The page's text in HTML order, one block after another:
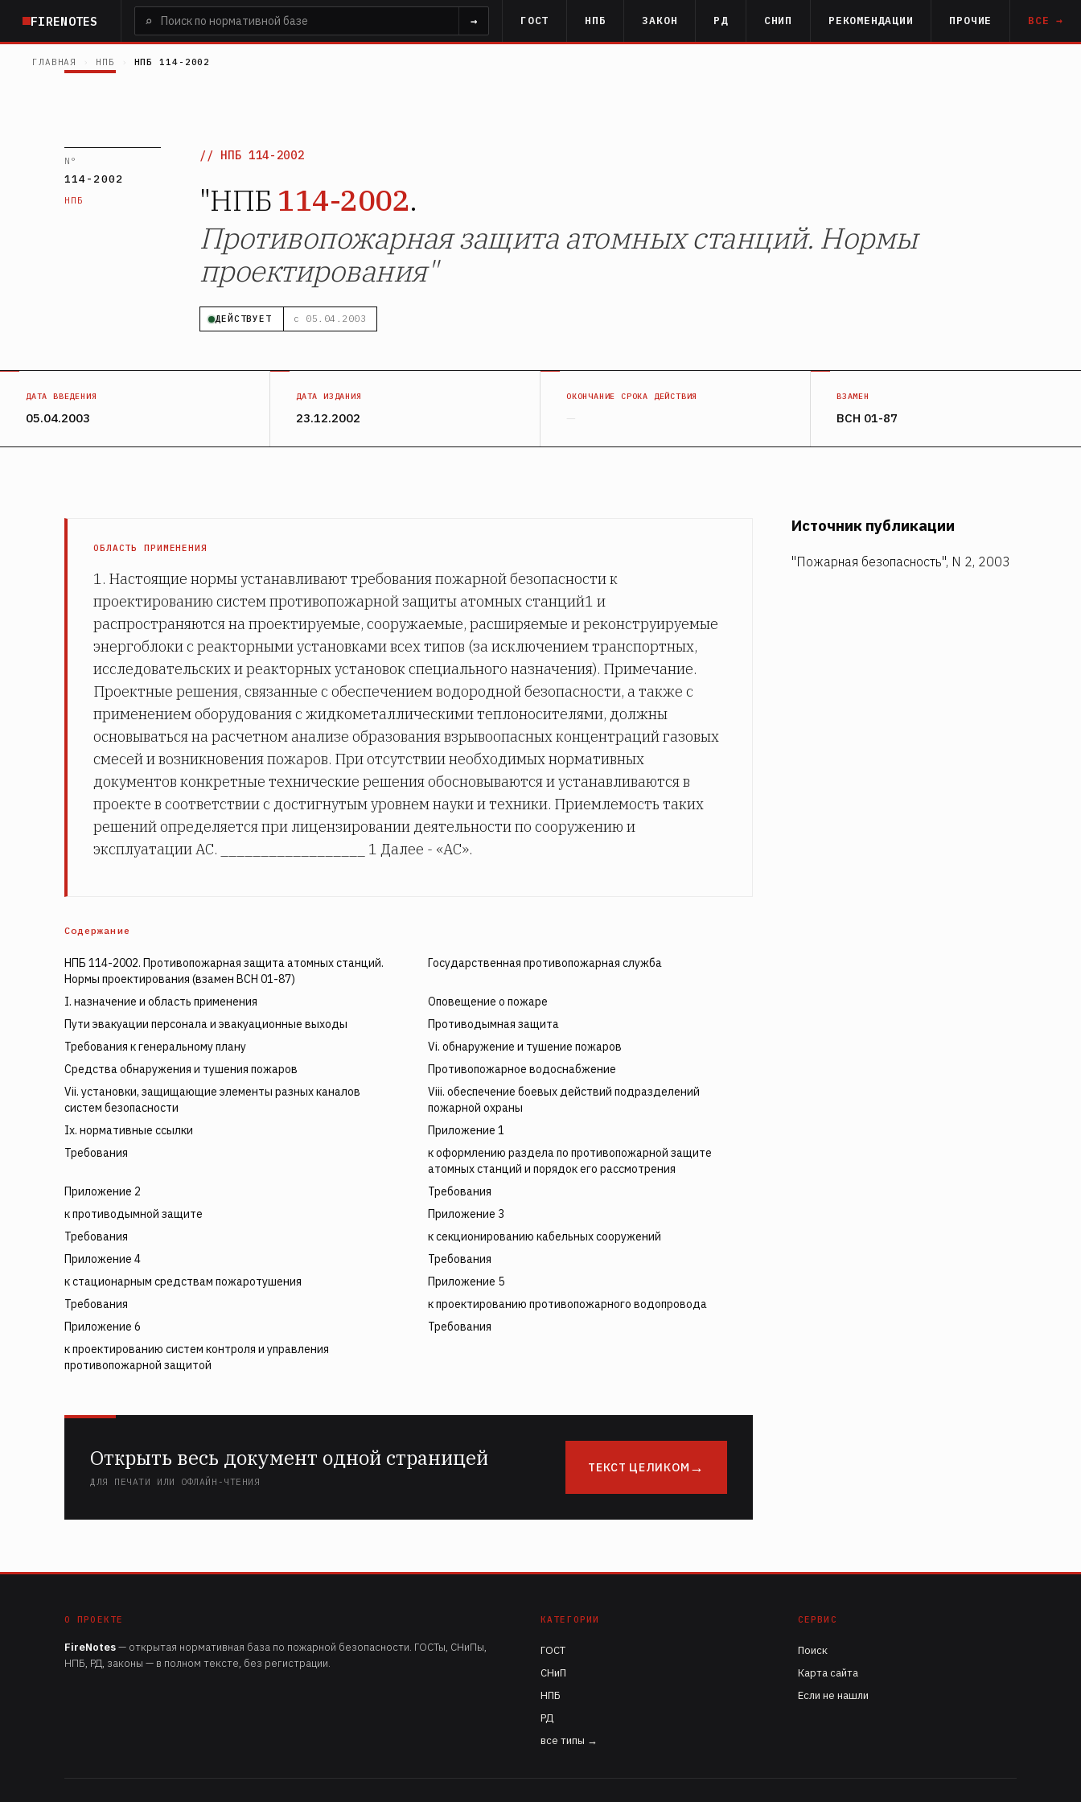
основному
содержанию
FIRENOTES ⌕ → ГОСТ НПБ ЗАКОН РД СНИП РЕКОМЕНДАЦИИ ПРОЧИЕ ВСЕ →
ГЛАВНАЯ НПБ НПБ 114-2002
N°
114-2002
НПБ
НПБ 114-2002
"НПБ 114-2002.
Противопожарная защита атомных станций. Нормы
проектирования"
ДЕЙСТВУЕТ с 05.04.2003
ДАТА ВВЕДЕНИЯ
05.04.2003
ДАТА ИЗДАНИЯ
23.12.2002
ОКОНЧАНИЕ СРОКА ДЕЙСТВИЯ
—
ВЗАМЕН
ВСН 01-87
ОБЛАСТЬ ПРИМЕНЕНИЯ
1. Настоящие нормы устанавливают требования пожарной безопасности к
проектированию систем противопожарной защиты атомных станций1 и
распространяются на проектируемые, сооружаемые, расширяемые и реконструируемые
энергоблоки с реакторными установками всех типов (за исключением транспортных,
исследовательских и реакторных установок специального назначения). Примечание.
Проектные решения, связанные с обеспечением водородной безопасности, а также с
применением оборудования с жидкометаллическими теплоносителями, должны
основываться на расчетном анализе образования взрывоопасных концентраций газовых
смесей и возникновения пожаров. При отсутствии необходимых нормативных
документов конкретные технические решения обосновываются и устанавливаются в
проекте в соответствии с достигнутым уровнем науки и техники. Приемлемость таких
решений определяется при лицензировании деятельности по сооружению и
эксплуатации АС. __________________ 1 Далее - «АС».
Содержание
НПБ 114-2002. Противопожарная защита атомных станций.
Нормы проектирования (взамен ВСН 01-87)
Государственная противопожарная служба
I. назначение и область применения
Оповещение о пожаре
Пути эвакуации персонала и эвакуационные выходы
Противодымная защита
Требования к генеральному плану
Vi. обнаружение и тушение пожаров
Средства обнаружения и тушения пожаров
Противопожарное водоснабжение
Vii. установки, защищающие элементы разных каналов
систем безопасности
Viii. обеспечение боевых действий подразделений
пожарной охраны
Ix. нормативные ссылки
Приложение 1
Требования
к оформлению раздела по противопожарной защите
атомных станций и порядок его рассмотрения
Приложение 2
Требования
к противодымной защите
Приложение 3
Требования
к секционированию кабельных сооружений
Приложение 4
Требования
к стационарным средствам пожаротушения
Приложение 5
Требования
к проектированию противопожарного водопровода
Приложение 6
Требования
к проектированию систем контроля и управления
противопожарной защитой
Открыть весь документ одной страницей
ДЛЯ ПЕЧАТИ ИЛИ ОФЛАЙН-ЧТЕНИЯ
ТЕКСТ ЦЕЛИКОМ
Источник публикации
"Пожарная безопасность", N 2, 2003
О ПРОЕКТЕ
FireNotes— открытая нормативная база по пожарной безопасности. ГОСТы, СНиПы,
НПБ, РД, законы — в полном тексте, без регистрации.
КАТЕГОРИИ
ГОСТ
СНиП
НПБ
РД
все типы →
СЕРВИС
Поиск
Карта сайта
Если не нашли